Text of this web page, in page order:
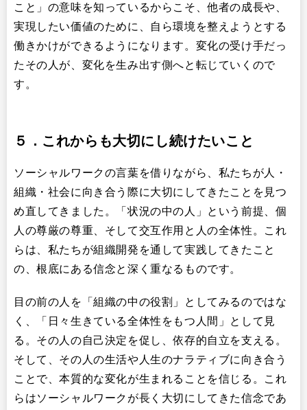
こと」の意味を知っているからこそ、他者の成長や、
実現したい価値のために、自ら環境を整えようとする
働きかけができるようになります。変化の受け手だっ
たその人が、変化を生み出す側へと転じていくので
す。
５．これからも大切にし続けたいこと
ソーシャルワークの言葉を借りながら、私たちが人・
組織・社会に向き合う際に大切にしてきたことを見つ
め直してきました。「状況の中の人」という前提、個
人の尊厳の尊重、そして交互作用と人の全体性。これ
らは、私たちが組織開発を通して実践してきたこと
の、根底にある信念と深く重なるものです。
目の前の人を「組織の中の役割」としてみるのではな
く、「日々生きている全体性をもつ人間」として見
る。その人の自己決定を促し、依存的自立を支える。
そして、その人の生活や人生のナラティブに向き合う
ことで、本質的な変化が生まれることを信じる。これ
らはソーシャルワークが長く大切にしてきた信念であ